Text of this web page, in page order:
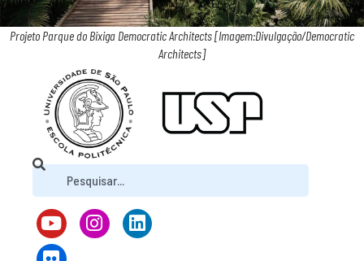
Projeto Parque do Bixiga Democratic Architects [Imagem:Divulgação/Democratic
Architects]